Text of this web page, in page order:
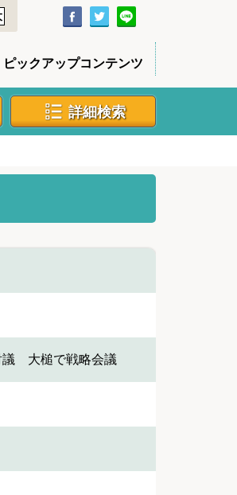
ピックアップコンテンツ
詳細検索
議 大槌で戦略会議